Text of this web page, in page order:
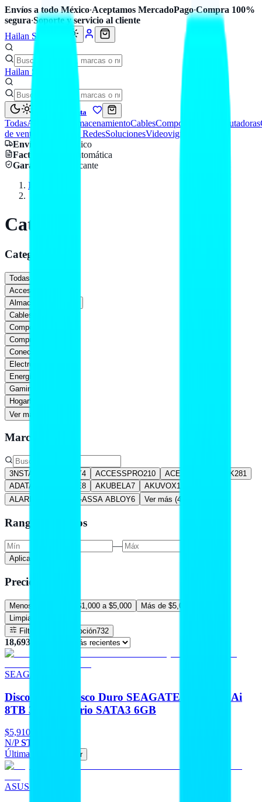
Envíos a todo México·Aceptamos MercadoPago·Compra 100%
segura·Soporte y servicio al cliente
Hailan Store
Hailan Store
Mi cuenta
TodasAccesorios AlmacenamientoCablesComponentes Computadoras
de venta
Seguridad y RedesSolucionesVideovigilancia
Envío
a todo México
Factura CFDI
automática
Garantía
de fabricante
Inicio
Catálogo
Categorías
Todas
Accesorios
Almacenamiento
Cables
Componentes
Computadoras
Conectividad
Electrónica
Energía
Gaming
Hogar93
Ver más (
Marca
3NSTAR ABLOY4 ACCESSPRO210 ACER ACTECK281
ADATA
AFORE8 AKUBELA7 AKUVOX13
ALARM CONTROLS-ASSA ABLOY6 Ver más (461
Rango de precios
—
Aplicar precio
Precios
Menos de $1,000 $1,000 a $5,000
Más de $5,000
Limpiar filtros
Filtros
En promoción732
18,693
SEAGATE
Discos Duros Disco Duro SEAGATE Skyhawk Ai
8TB 3.5 Escritorio SATA3 6GB
$5,910
N/PST8000VE001
Última pieza
Agregar
ASUS OEM